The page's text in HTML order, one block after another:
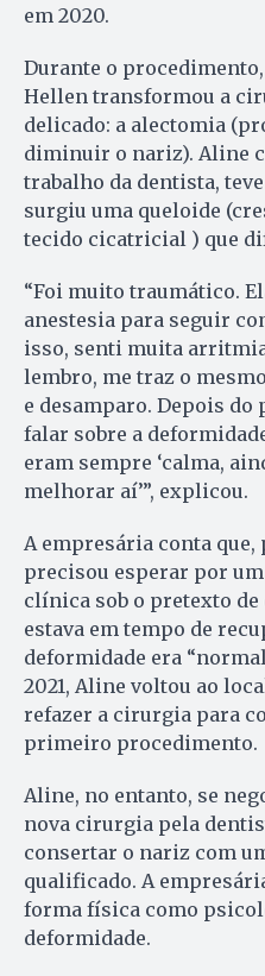
em 2020.
Durante o
Hellen transformou a
delicado: a alectomia
diminuir o nariz). Aline
trabalho da dentista,
surgiu uma queloide
tecido cicatricial ) que
“Foi muito traumático.
anestesia para seguir
isso, senti muita
lembro, me traz o
e desamparo. Depois
falar sobre a
eram sempre ‘calma,
melhorar aí’”, explicou.
A empresária conta
precisou esperar por
clínica sob o pretexto
estava em tempo de
deformidade era
2021, Aline voltou ao
refazer a cirurgia para
primeiro procedimento.
Aline, no entanto, se
nova cirurgia pela
consertar o nariz com
qualificado. A
forma física como
deformidade.